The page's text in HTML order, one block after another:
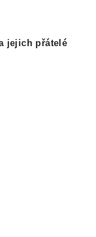
jejich přátelé